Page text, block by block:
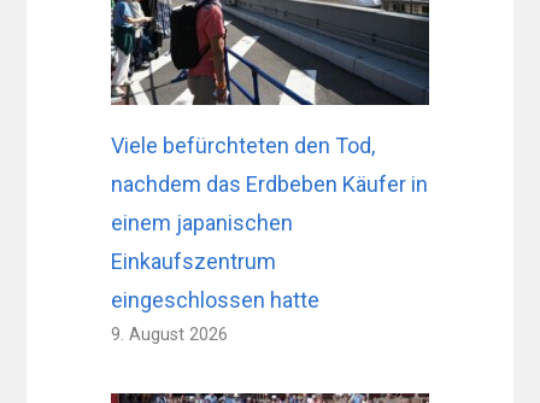
Viele befürchteten den Tod,
nachdem das Erdbeben Käufer in
einem japanischen
Einkaufszentrum
eingeschlossen hatte
9. August 2026